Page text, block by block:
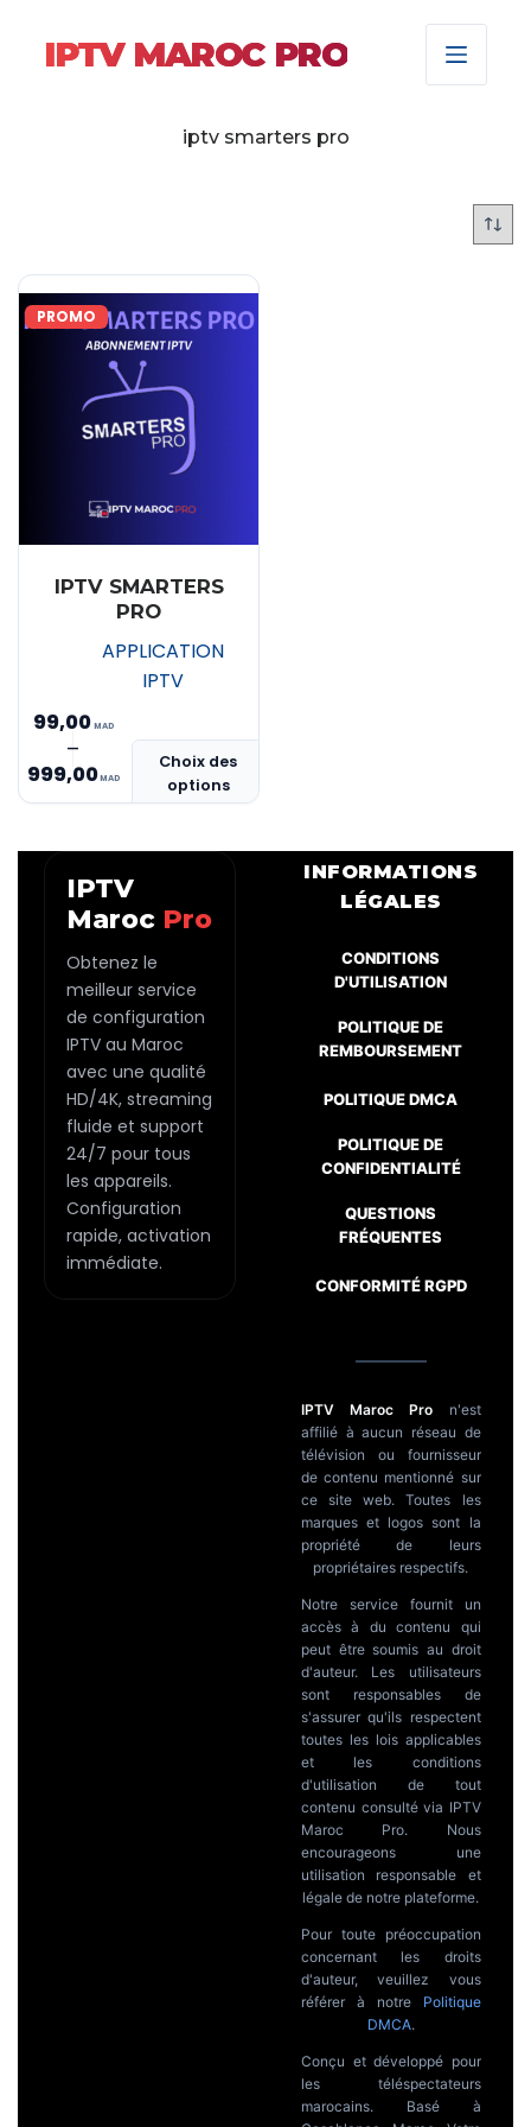
IPTV MAROC PRO
iptv smarters pro
PROMO
IPTV SMARTERS
PRO
APPLICATION
IPTV
99,00
–
999,00
Plage
de
à
MAD 999,00
Choix des
options
produit
a
options
peuvent
choisies
produit
IPTV
Maroc Pro
Obtenez le
meilleur service
de configuration
IPTV au Maroc
avec une qualité
HD/4K, streaming
fluide et support
24/7 pour tous
les appareils.
Configuration
rapide, activation
immédiate.
INFORMATIONS
LÉGALES
CONDITIONS
D'UTILISATION
POLITIQUE DE
REMBOURSEMENT
POLITIQUE DMCA
POLITIQUE DE
CONFIDENTIALITÉ
QUESTIONS
FRÉQUENTES
CONFORMITÉ RGPD
IPTV Maroc Pro n'est
affilié à aucun réseau de
télévision ou fournisseur
de contenu mentionné sur
ce site web. Toutes les
marques et logos sont la
propriété de leurs
propriétaires respectifs.
Notre service fournit un
accès à du contenu qui
peut être soumis au droit
d'auteur. Les utilisateurs
sont responsables de
s'assurer qu'ils respectent
toutes les lois applicables
et les conditions
d'utilisation de tout
contenu consulté via IPTV
Maroc Pro. Nous
encourageons une
utilisation responsable et
légale de notre plateforme.
Pour toute préoccupation
concernant les droits
d'auteur, veuillez vous
référer à notre Politique
DMCA.
Conçu et développé pour
les téléspectateurs
marocains. Basé à